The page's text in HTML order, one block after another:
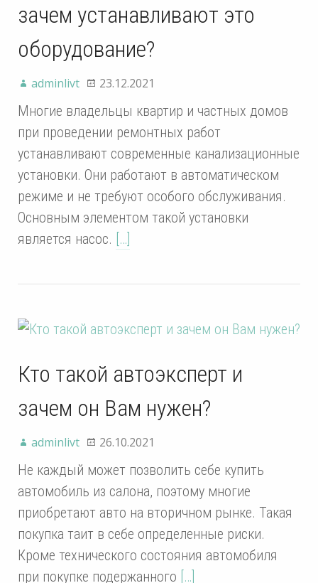
зачем устанавливают это
оборудование?
adminlivt 23.12.2021
Многие владельцы квартир и частных домов
при проведении ремонтных работ
устанавливают современные канализационные
установки. Они работают в автоматическом
режиме и не требуют особого обслуживания.
Основным элементом такой установки
является насос. […]
Кто такой автоэксперт и
зачем он Вам нужен?
adminlivt 26.10.2021
Не каждый может позволить себе купить
автомобиль из салона, поэтому многие
приобретают авто на вторичном рынке. Такая
покупка таит в себе определенные риски.
Кроме технического состояния автомобиля
при покупке подержанного […]